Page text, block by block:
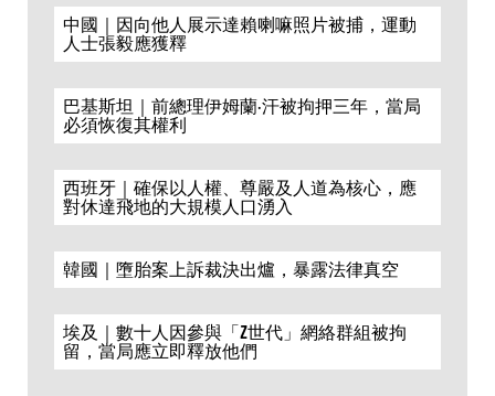
中國｜因向他人展示達賴喇嘛照片被捕，運動
人士張毅應獲釋
巴基斯坦｜前總理伊姆蘭·汗被拘押三年，當局
必須恢復其權利
西班牙｜確保以人權、尊嚴及人道為核心，應
對休達飛地的大規模人口湧入
韓國｜墮胎案上訴裁決出爐，暴露法律真空
埃及｜數十人因參與「Z世代」網絡群組被拘
留，當局應立即釋放他們